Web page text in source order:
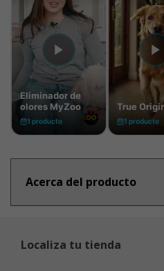
Acerca del producto
Localiza tu tienda